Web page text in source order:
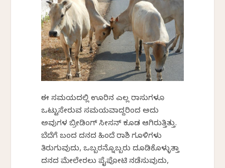
ಈ ಸಮಯದಲ್ಲಿ ಊರಿನ ಎಲ್ಲ ರಾಸುಗಳೂ
ಒಟ್ಟುಸೇರುವ ಸಮಯವಾದ್ದರಿಂದ ಅದು
ಅವುಗಳ ಬ್ರೀಡಿಂಗ್ ಸೀಸನ್ ಕೂಡ ಆಗಿರುತ್ತಿತ್ತು.
ಬೆದೆಗೆ ಬಂದ ದನದ ಹಿಂದೆ ರಾಶಿ ಗೂಳಿಗಳು
ತಿರುಗುವುದು, ಒಬ್ಬರನ್ನೊಬ್ಬರು ದೂಡಿಕೊಳ್ಳುತ್ತಾ
ದನದ ಮೇಲೇರಲು ಪೈಪೋಟಿ ನಡೆಸುವುದು,